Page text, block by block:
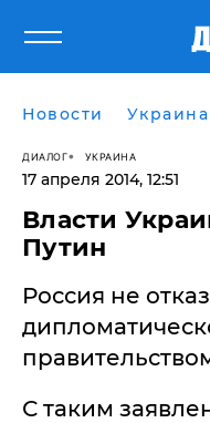
Новости Украина
ДИАЛОГ УКРАИНА
17 апреля 2014, 12:51
Власти
Путин
Россия не
С таким